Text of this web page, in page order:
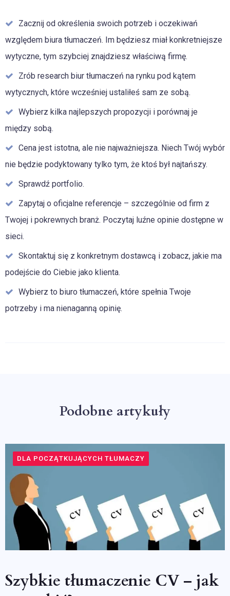
Zacznij od określenia swoich potrzeb i oczekiwań
względem biura tłumaczeń. Im będziesz miał konkretniejsze
wytyczne, tym szybciej znajdziesz właściwą firmę.
Zrób research biur tłumaczeń na rynku pod kątem
wytycznych, które wcześniej ustaliłeś sam ze sobą.
Wybierz kilka najlepszych propozycji i porównaj je
między sobą.
Cena jest istotna, ale nie najważniejsza. Niech Twój wybór
nie będzie podyktowany tylko tym, że ktoś był najtańszy.
Sprawdź portfolio.
Zapytaj o oficjalne referencje – szczególnie od firm z
Twojej i pokrewnych branż. Poczytaj luźne opinie dostępne w
sieci.
Skontaktuj się z konkretnym dostawcą i zobacz, jakie ma
podejście do Ciebie jako klienta.
Wybierz to biuro tłumaczeń, które spełnia Twoje
potrzeby i ma nienaganną opinię.
Podobne artykuły
DLA POCZĄTKUJĄCYCH TŁUMACZY
Szybkie tłumaczenie CV – jak